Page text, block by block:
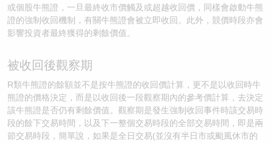
或個股牛熊證，一旦最終收市價觸及或超越收回價，同樣會啟動牛熊
證的強制收回機制，有關牛熊證會被立即收回。此外，競價時段亦會
影響投資者最終獲得的剩餘價值。
被收回後觀察期
R類牛熊證的餘額並不是按牛熊證的收回價計算，更不是以收回時牛
熊證的價格決定，而是以收回後一段觀察期內的參考價計算，去決定
該牛熊證是否仍有剩餘價值。觀察期是發生強制收回事件時該交易時
段的餘下交易時間，以及下一整個交易時段的全部交易時間，即是兩
節交易時段，簡單說，如果是全日交易(並沒有半日市或颱風休市的